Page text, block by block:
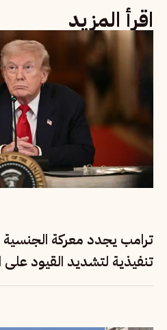
اقرأ المزيد
ترامب يجدد معركة الجنسية
تنفيذية لتشديد القيود